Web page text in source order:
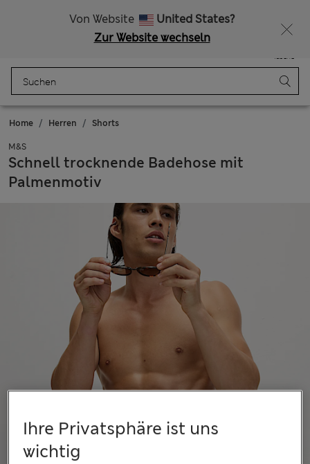
Von Website
United States?
Zur Website wechseln
Tasche
Home Herren Shorts
M&S
Schnell trocknende Badehose mit
Palmenmotiv
Ihre Privatsphäre ist uns
wichtig